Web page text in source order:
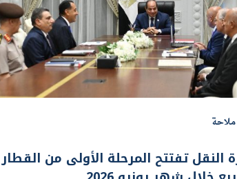
النقل تفتتح المرحلة الأولى من القطار